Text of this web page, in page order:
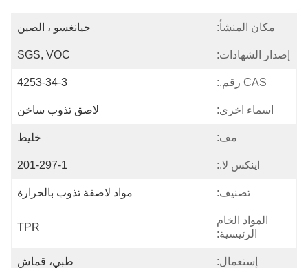
مكان المنشأ: جيانغسو ، الصين
إصدار الشهادات: SGS, VOC
CAS رقم.: 4253-34-3
اسماء اخرى: لاصق تذوب ساخن
مف: خليط
اينكس لا.: 201-297-1
تصنيف: مواد لاصقة تذوب بالحرارة
المواد الخام
الرئيسية:
TPR
إستعمال: طبي، قماش